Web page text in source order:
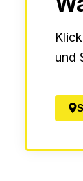
und